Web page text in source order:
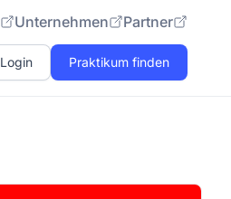
Unternehmen Partner
Login Praktikum finden